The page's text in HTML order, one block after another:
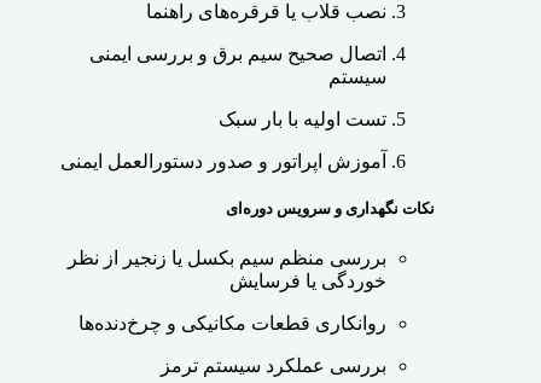
نصب قلاب یا قرقره‌های راهنما
اتصال صحیح سیم برق و بررسی ایمنی
سیستم
تست اولیه با بار سبک
آموزش اپراتور و صدور دستورالعمل ایمنی
نکات نگهداری و سرویس دوره‌ای
بررسی منظم سیم بکسل یا زنجیر از نظر
خوردگی یا فرسایش
روانکاری قطعات مکانیکی و چرخ‌دنده‌ها
بررسی عملکرد سیستم ترمز